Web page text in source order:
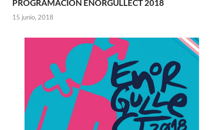
PROGRAMACIÓN ENORGULLECT 2018
15 junio, 2018